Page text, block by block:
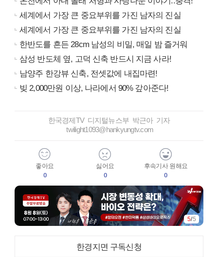
세계에서 가장 큰 중요부위를 가진 남자의 진실
세계에서 가장 큰 중요부위를 가진 남자의 진실
한반도를 흔든 28cm 남성의 비밀, 매일 밤 즐거워
삼성 반도체 옆, 고덕 신축 반드시 지금 사라!
남양주 한강뷰 신축, 전셋값에 내집마련!
빚 2,000만원 이상, 나라에서 90% 갚아준다!
한국경제TV 디지털뉴스부 박근아 기자
twilight1093@hankyungtv.com
좋아요
0
싫어요
0
후속기사 원해요
0
5/5
한경지면 구독신청